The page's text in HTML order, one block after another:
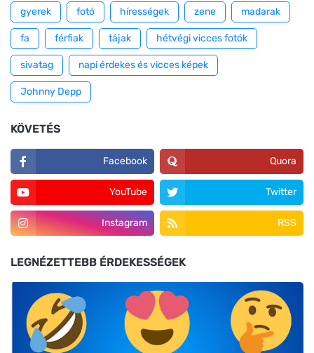
gyerek fotó hírességek zene madarak
fa férfiak tájak hétvégi vicces fotók
sivatag napi érdekes és vicces képek
Johnny Depp
KÖVETÉS
Facebook Quora
YouTube Twitter
Instagram RSS
LEGNÉZETTEBB ÉRDEKESSÉGEK